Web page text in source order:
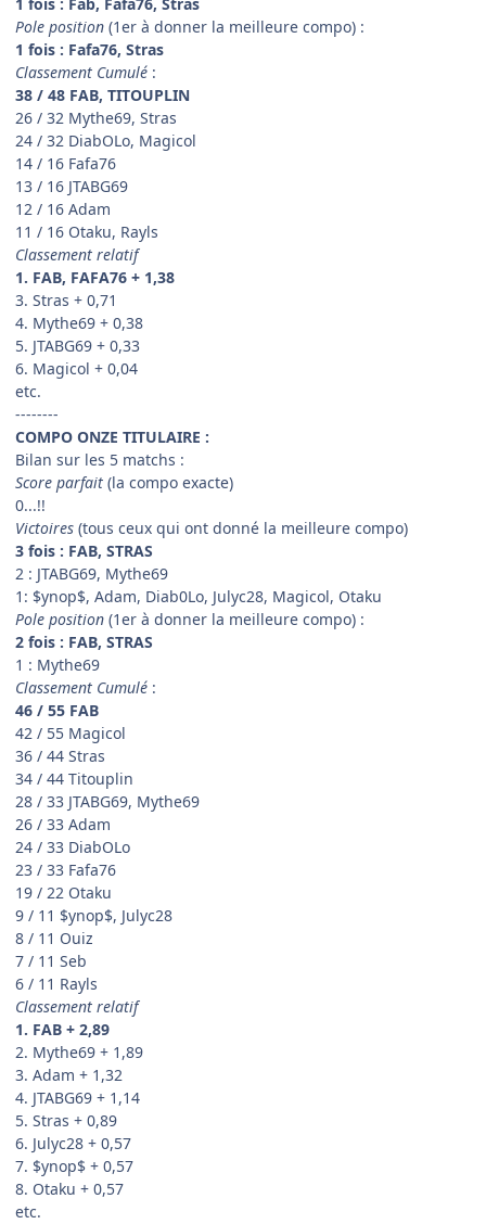
Pole position (1er à donner la meilleure compo) :
1 fois : Fafa76, Stras
Classement Cumulé :
38 / 48 FAB, TITOUPLIN
26 / 32 Mythe69, Stras
24 / 32 DiabOLo, Magicol
14 / 16 Fafa76
13 / 16 JTABG69
12 / 16 Adam
11 / 16 Otaku, Rayls
Classement relatif
1. FAB, FAFA76 + 1,38
3. Stras + 0,71
4. Mythe69 + 0,38
5. JTABG69 + 0,33
6. Magicol + 0,04
etc.
--------
COMPO ONZE TITULAIRE :
Bilan sur les 5 matchs :
Score parfait (la compo exacte)
0...!!
Victoires (tous ceux qui ont donné la meilleure compo)
3 fois : FAB, STRAS
2 : JTABG69, Mythe69
1: $ynop$, Adam, Diab0Lo, Julyc28, Magicol, Otaku
Pole position (1er à donner la meilleure compo) :
2 fois : FAB, STRAS
1 : Mythe69
Classement Cumulé :
46 / 55 FAB
42 / 55 Magicol
36 / 44 Stras
34 / 44 Titouplin
28 / 33 JTABG69, Mythe69
26 / 33 Adam
24 / 33 DiabOLo
23 / 33 Fafa76
19 / 22 Otaku
9 / 11 $ynop$, Julyc28
8 / 11 Ouiz
7 / 11 Seb
6 / 11 Rayls
Classement relatif
1. FAB + 2,89
2. Mythe69 + 1,89
3. Adam + 1,32
4. JTABG69 + 1,14
5. Stras + 0,89
6. Julyc28 + 0,57
7. $ynop$ + 0,57
8. Otaku + 0,57
etc.